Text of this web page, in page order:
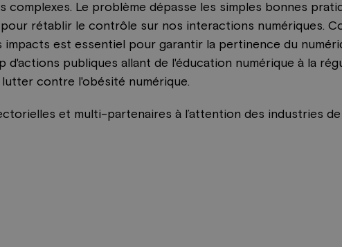
complexes. Le problème dépasse les simples bonnes
rétablir le contrôle sur nos interactions numériques.
impacts est essentiel pour garantir la pertinence du
d'actions publiques allant de l'éducation numérique à la
contre l'obésité numérique.
et multi-partenaires à l’attention des industries